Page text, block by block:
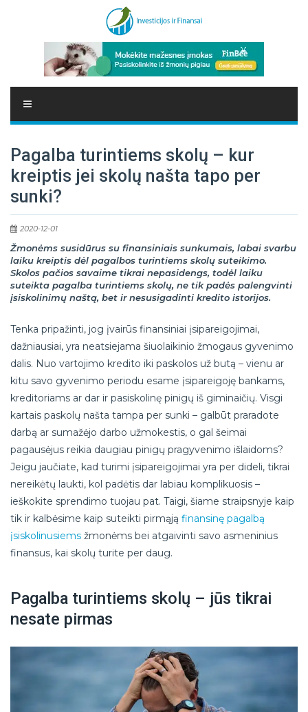
Pagalba turintiems skolų – kur
kreiptis jei skolų našta tapo per
sunki?
2020-12-01
Žmonėms susidūrus su finansiniais sunkumais, labai svarbu
laiku kreiptis dėl pagalbos turintiems skolų suteikimo.
Skolos pačios savaime tikrai nepasidengs, todėl laiku
suteikta pagalba turintiems skolų, ne tik padės palengvinti
įsiskolinimų naštą, bet ir nesusigadinti kredito istorijos.
Tenka pripažinti, jog įvairūs finansiniai įsipareigojimai,
dažniausiai, yra neatsiejama šiuolaikinio žmogaus gyvenimo
dalis. Nuo vartojimo kredito iki paskolos už butą – vienu ar
kitu savo gyvenimo periodu esame įsipareigoję bankams,
kreditoriams ar dar ir pasiskolinę pinigų iš giminaičių. Visgi
kartais paskolų našta tampa per sunki – galbūt praradote
darbą ar sumažėjo darbo užmokestis, o gal šeimai
pagausėjus reikia daugiau pinigų pragyvenimo išlaidoms?
Jeigu jaučiate, kad turimi įsipareigojimai yra per dideli, tikrai
nereikėtų laukti, kol padėtis dar labiau komplikuosis –
ieškokite sprendimo tuojau pat. Taigi, šiame straipsnyje kaip
tik ir kalbėsime kaip suteikti pirmąją finansinę pagalbą
įsiskolinusiems žmonėms bei atgaivinti savo asmeninius
finansus, kai skolų turite per daug.
Pagalba turintiems skolų – jūs tikrai
nesate pirmas